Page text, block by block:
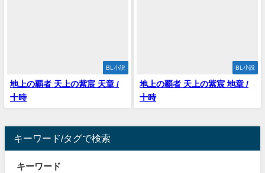
BL小説
地上の覇者 天上の紫宸 天章 /
十時
BL小説
地上の覇者 天上の紫宸 地章 /
十時
キーワード/タグで検索
キーワード